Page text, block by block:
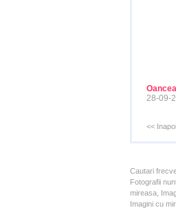
28-09-
<< Inapoi
Cautari
Fotografii
mireasa,
Imagini cu